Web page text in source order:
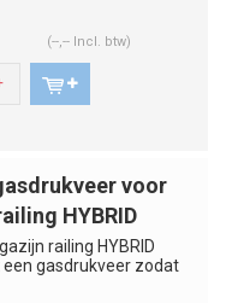
(--,-- Incl. btw)
voor
HYBRID
railing HYBRID
gasdrukveer zodat